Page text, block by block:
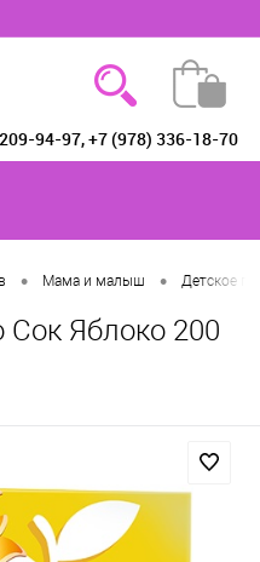
94-97, +7 (978) 336-18-70
• Мама и малыш • Детское
Яблоко 200